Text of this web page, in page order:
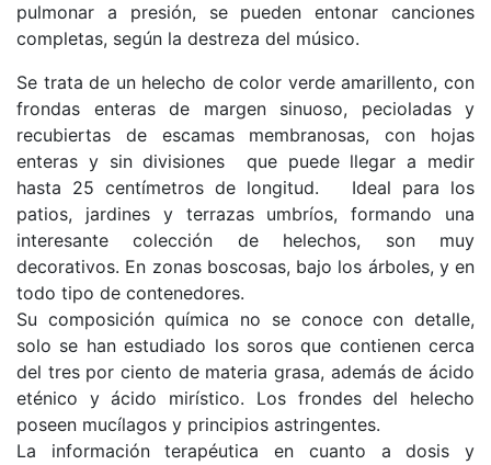
pulmonar a presión, se pueden entonar canciones
completas, según la destreza del músico.
Se trata de un helecho de color verde amarillento, con
frondas enteras de margen sinuoso, pecioladas y
recubiertas de escamas membranosas, con hojas
enteras y sin divisiones que puede llegar a medir
hasta 25 centímetros de longitud. Ideal para los
patios, jardines y terrazas umbríos, formando una
interesante colección de helechos, son muy
decorativos. En zonas boscosas, bajo los árboles, y en
todo tipo de contenedores.
Su composición química no se conoce con detalle,
solo se han estudiado los soros que contienen cerca
del tres por ciento de materia grasa, además de ácido
eténico y ácido mirístico. Los frondes del helecho
poseen mucílagos y principios astringentes.
La información terapéutica en cuanto a dosis y